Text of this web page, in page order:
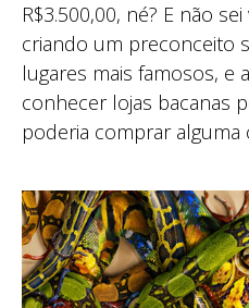
R$3.500,00, né? E não
criando um preconceito
lugares mais famosos, e
conhecer lojas bacanas
poderia comprar alguma